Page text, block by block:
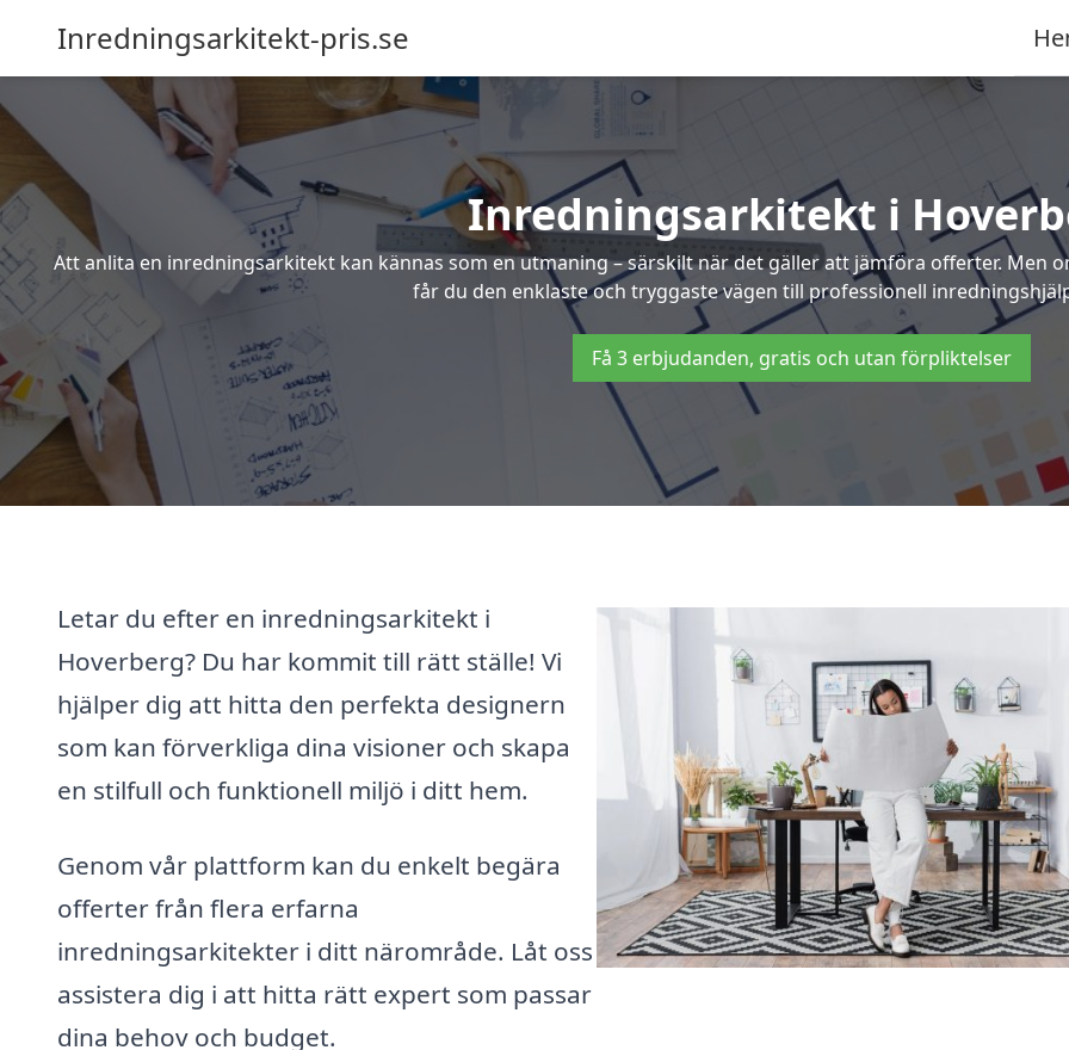
Inredningsarkitekt-pris.se
Inredningsarkitekt i
Att anlita en inredningsarkitekt kan kännas som en utmaning – särskilt när det gäller att jämföra offerter. Men
får du den enklaste och tryggaste vägen till professionell
Få 3 erbjudanden, gratis och utan förpliktelser
Letar du efter en inredningsarkitekt i
Hoverberg? Du har kommit till rätt ställe! Vi
hjälper dig att hitta den perfekta designern
som kan förverkliga dina visioner och skapa
en stilfull och funktionell miljö i ditt hem.
Genom vår plattform kan du enkelt begära
offerter från flera erfarna
inredningsarkitekter i ditt närområde. Låt oss
assistera dig i att hitta rätt expert som passar
dina behov och budget.